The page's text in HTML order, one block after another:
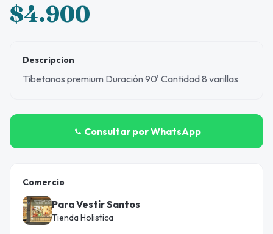
$4.900
Descripcion
Tibetanos premium Duración 90' Cantidad 8 varillas
Consultar por WhatsApp
Comercio
Para Vestir Santos
Tienda Holistica